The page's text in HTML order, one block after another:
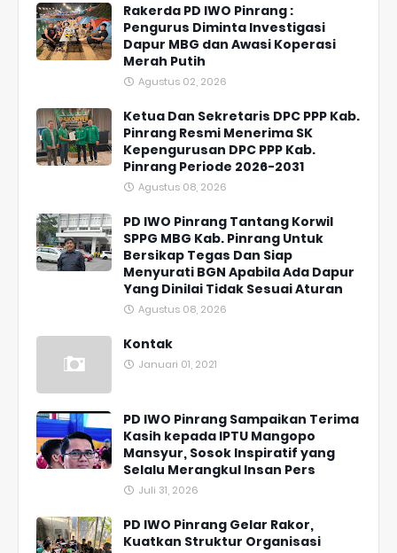
Rakerda PD IWO Pinrang :
Pengurus Diminta Investigasi
Dapur MBG dan Awasi Koperasi
Merah Putih
Agustus 02, 2026
Ketua Dan Sekretaris DPC PPP Kab.
Pinrang Resmi Menerima SK
Kepengurusan DPC PPP Kab.
Pinrang Periode 2026-2031
Agustus 08, 2026
PD IWO Pinrang Tantang Korwil
SPPG MBG Kab. Pinrang Untuk
Bersikap Tegas Dan Siap
Menyurati BGN Apabila Ada Dapur
Yang Dinilai Tidak Sesuai Aturan
Agustus 08, 2026
Kontak
Januari 01, 2021
PD IWO Pinrang Sampaikan Terima
Kasih kepada IPTU Mangopo
Mansyur, Sosok Inspiratif yang
Selalu Merangkul Insan Pers
Juli 31, 2026
PD IWO Pinrang Gelar Rakor,
Kuatkan Struktur Organisasi